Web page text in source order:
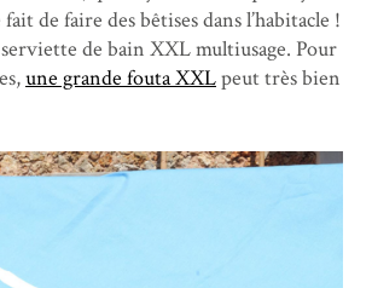
de faire des bêtises dans l’habitacle !
de bain XXL multiusage. Pour
une grande fouta XXLpeut très bien